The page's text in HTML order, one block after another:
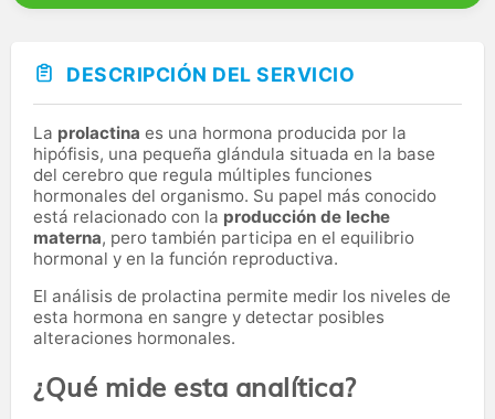
DESCRIPCIÓN DEL SERVICIO
La prolactina es una hormona producida por la
hipófisis, una pequeña glándula situada en la base
del cerebro que regula múltiples funciones
hormonales del organismo. Su papel más conocido
está relacionado con la producción de leche
materna, pero también participa en el equilibrio
hormonal y en la función reproductiva.
El análisis de prolactina permite medir los niveles de
esta hormona en sangre y detectar posibles
alteraciones hormonales.
¿Qué mide esta analítica?